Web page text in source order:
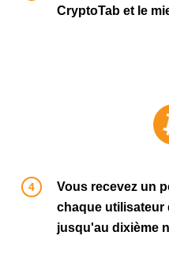
CryptoTab et le
Vous recevez un
chaque utilisateur
jusqu'au dixième